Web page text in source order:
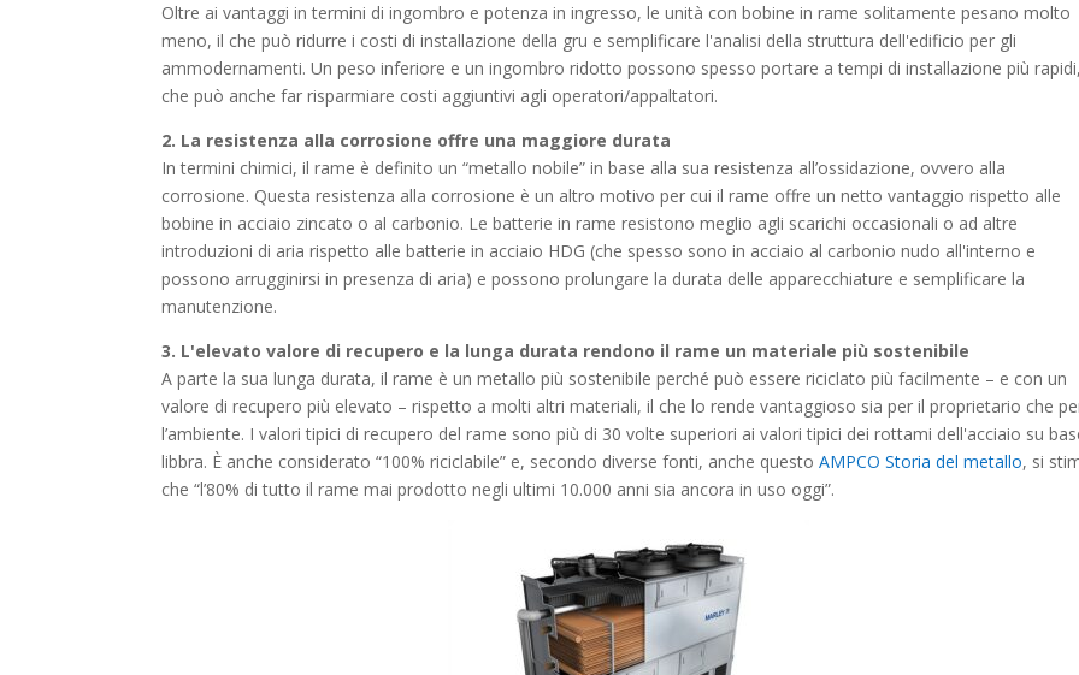
Oltre ai vantaggi in termini di ingombro e potenza in ingresso, le unità con bobine in rame solitamente pesano molto
meno, il che può ridurre i costi di installazione della gru e semplificare l'analisi della struttura dell'edificio per gli
ammodernamenti. Un peso inferiore e un ingombro ridotto possono spesso portare a tempi di installazione più
che può anche far risparmiare costi aggiuntivi agli operatori/appaltatori.
2. La resistenza alla corrosione offre una maggiore durata
In termini chimici, il rame è definito un “metallo nobile” in base alla sua resistenza all’ossidazione, ovvero alla
corrosione. Questa resistenza alla corrosione è un altro motivo per cui il rame offre un netto vantaggio rispetto alle
bobine in acciaio zincato o al carbonio. Le batterie in rame resistono meglio agli scarichi occasionali o ad altre
introduzioni di aria rispetto alle batterie in acciaio HDG (che spesso sono in acciaio al carbonio nudo all'interno e
possono arrugginirsi in presenza di aria) e possono prolungare la durata delle apparecchiature e semplificare la
manutenzione.
3. L'elevato valore di recupero e la lunga durata rendono il rame un materiale più sostenibile
A parte la sua lunga durata, il rame è un metallo più sostenibile perché può essere riciclato più facilmente – e con un
valore di recupero più elevato – rispetto a molti altri materiali, il che lo rende vantaggioso sia per il proprietario che
l’ambiente. I valori tipici di recupero del rame sono più di 30 volte superiori ai valori tipici dei rottami dell'acciaio su
libbra. È anche considerato “100% riciclabile” e, secondo diverse fonti, anche questoAMPCO Storia del metallo, si
che “l’80% di tutto il rame mai prodotto negli ultimi 10.000 anni sia ancora in uso oggi”.